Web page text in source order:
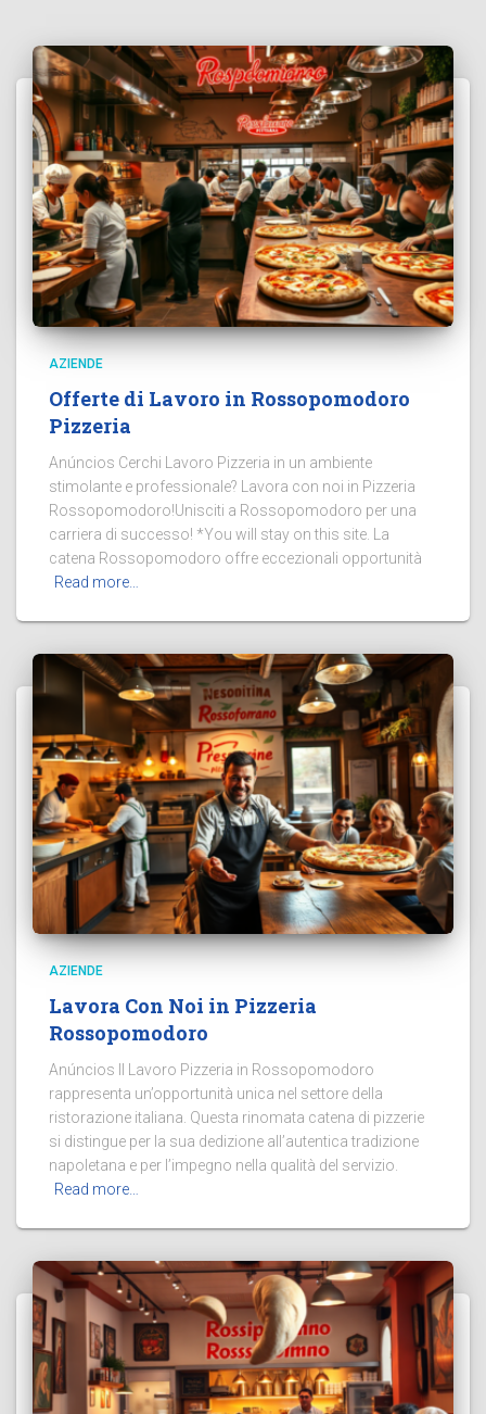
AZIENDE
Offerte di Lavoro in Rossopomodoro
Pizzeria
Anúncios Cerchi Lavoro Pizzeria in un ambiente
stimolante e professionale? Lavora con noi in Pizzeria
Rossopomodoro!Unisciti a Rossopomodoro per una
carriera di successo! *You will stay on this site. La
catena Rossopomodoro offre eccezionali opportunità
Read more…
AZIENDE
Lavora Con Noi in Pizzeria
Rossopomodoro
Anúncios Il Lavoro Pizzeria in Rossopomodoro
rappresenta un’opportunità unica nel settore della
ristorazione italiana. Questa rinomata catena di pizzerie
si distingue per la sua dedizione all’autentica tradizione
napoletana e per l’impegno nella qualità del servizio.
Read more…